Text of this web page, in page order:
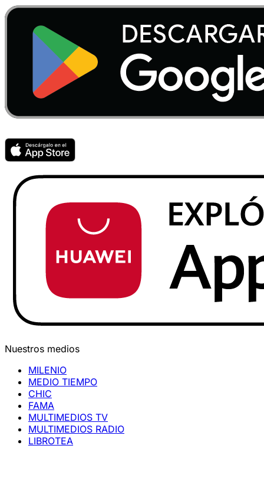
Nuestros medios
MILENIO
MEDIO TIEMPO
CHIC
FAMA
MULTIMEDIOS TV
MULTIMEDIOS RADIO
LIBROTEA